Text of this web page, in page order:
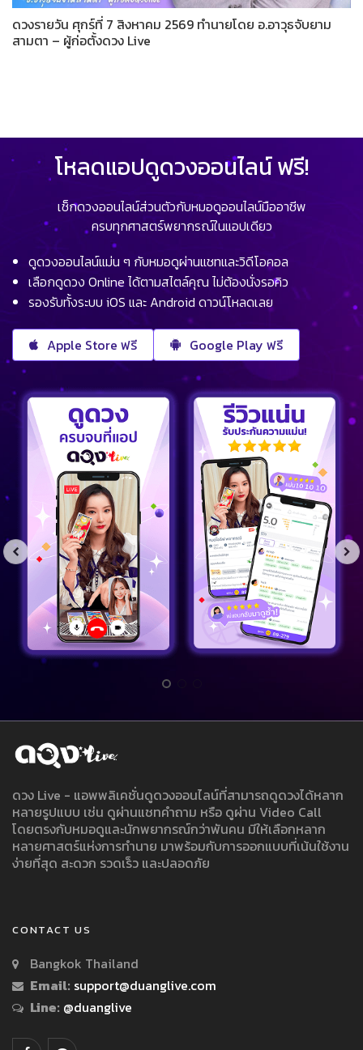
ดวงรายวัน ศุกร์ที่ 7 สิงหาคม 2569 ทำนายโดย อ.อาวุธจับยาม
สามตา – ผู้ก่อตั้งดวง Live
โหลดแอปดูดวงออนไลน์ ฟรี!
เช็กดวงออนไลน์ส่วนตัวกับหมอดูออนไลน์มืออาชีพ
ครบทุกศาสตร์พยากรณ์ในแอปเดียว
ดูดวงออนไลน์แม่น ๆ กับหมอดูผ่านแชทและวิดีโอคอล
เลือกดูดวง Online ได้ตามสไตล์คุณ ไม่ต้องนั่งรอคิว
รองรับทั้งระบบ iOS และ Android ดาวน์โหลดเลย
Apple Store ฟรี Google Play ฟรี
ดวง Live - แอพพลิเคชั่นดูดวงออนไลน์ที่สามารถดูดวงได้หลาก
หลายรูปแบบ เช่น ดูผ่านแชทคำถาม หรือ ดูผ่าน Video Call
โดยตรงกับหมอดูและนักพยากรณ์กว่าพันคน มีให้เลือกหลาก
หลายศาสตร์แห่งการทำนาย มาพร้อมกับการออกแบบที่เน้นใช้งาน
ง่ายที่สุด สะดวก รวดเร็ว และปลอดภัย
CONTACT US
Bangkok Thailand
Email: support@duanglive.com
Line: @duanglive